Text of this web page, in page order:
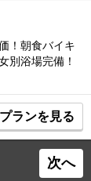
！朝食バイキ
別浴場完備！
ランを見る
次へ